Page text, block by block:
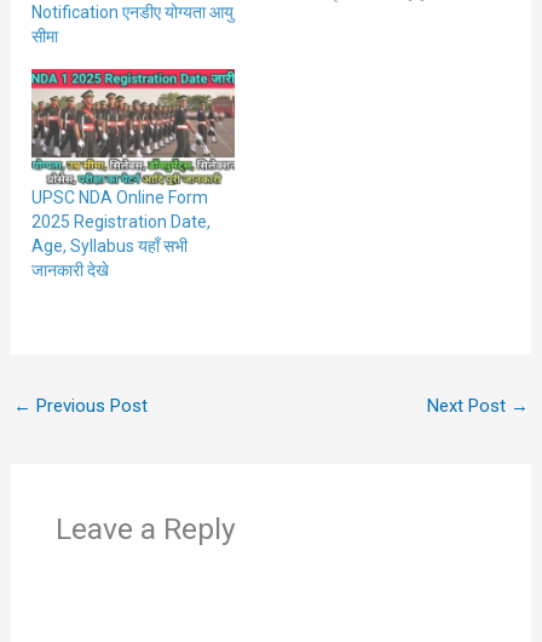
Notification एनडीए योग्यता आयु
सीमा
UPSC NDA Online Form
2025 Registration Date,
Age, Syllabus यहाँ सभी
जानकारी देखे
← Previous Post Next Post →
Leave a Reply